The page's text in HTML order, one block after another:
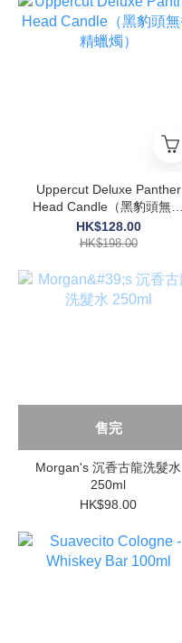
Uppercut Deluxe Panther
Head Candle（黑豹頭無香
精蠟燭）
HK$128.00
HK$198.00
售完
Morgan's 沉香古龍洗髮水
250ml
HK$98.00